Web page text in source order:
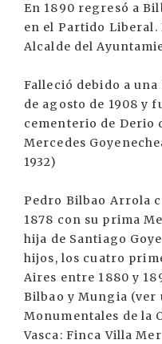
En 1890 regresó a
en el Partido Liberal.
Alcalde del
Falleció debido a
de agosto de 1908 y
cementerio de Derio
Mercedes
1932)
Pedro Bilbao Arrola
1878 con su prima
hija de Santiago
hijos, los cuatro
Aires entre 1880 y
Bilbao y Mungia (ver
Monumentales de la
Vasca: Finca Villa